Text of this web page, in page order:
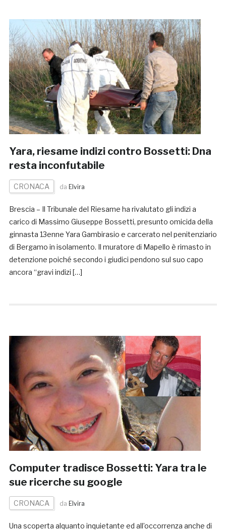
Yara, riesame indizi contro Bossetti: Dna
resta inconfutabile
CRONACA da Elvira
Brescia – Il Tribunale del Riesame ha rivalutato gli indizi a
carico di Massimo Giuseppe Bossetti, presunto omicida della
ginnasta 13enne Yara Gambirasio e carcerato nel penitenziario
di Bergamo in isolamento. Il muratore di Mapello è rimasto in
detenzione poiché secondo i giudici pendono sul suo capo
ancora “gravi indizi […]
Computer tradisce Bossetti: Yara tra le
sue ricerche su google
CRONACA da Elvira
Una scoperta alquanto inquietante ed all’occorrenza anche di